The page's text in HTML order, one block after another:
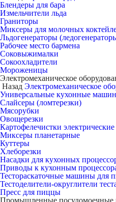
Блендеры для бара
Измельчители льда
Граниторы
Миксеры для молочных
Льдогенераторы
Рабочее место бармена
Соковыжималки
Сокоохладители
Мороженицы
Электромеханическое
Назад Электромеханическое
Универсальные кухонные
Слайсеры (ломтерезки)
Мясорубки
Овощерезки
Картофелечистки
Миксеры планетарные
Куттеры
Хлеборезки
Насадки для кухонных
Приводы к кухонным
Тестораскаточные машины для
Тестоделители-округлители
Пресс для пиццы
Промышленные